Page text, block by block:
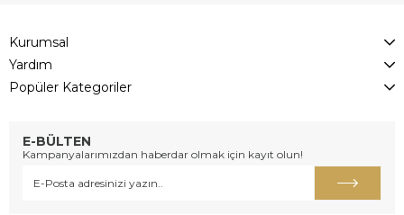
Kurumsal
Yardım
Popüler Kategoriler
E-BÜLTEN
Kampanyalarımızdan haberdar olmak için kayıt olun!